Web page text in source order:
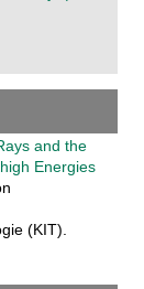
and the
Energies
(KIT).